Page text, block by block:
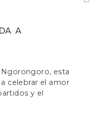
A
Ngorongoro, esta
celebrar el amor
y el